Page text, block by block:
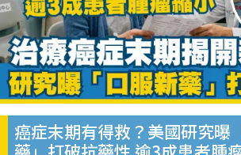
癌症末期有得救？美國研究曝